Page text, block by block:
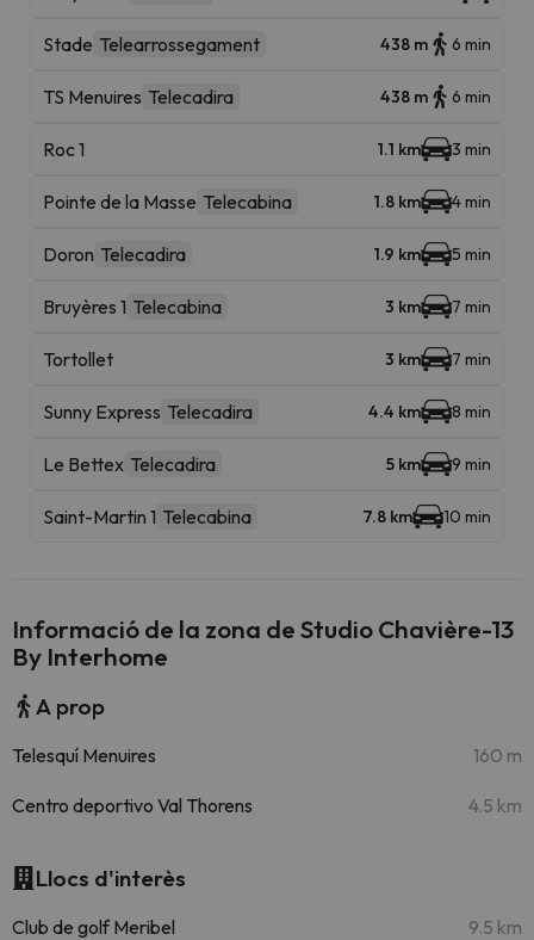
Stade Telearrossegament 438 m 6 min
TS Menuires Telecadira 438 m 6 min
Roc 1 1.1 km 3 min
Pointe de la Masse Telecabina 1.8 km 4 min
Doron Telecadira 1.9 km 5 min
Bruyères 1 Telecabina 3 km 7 min
Tortollet 3 km 7 min
Sunny Express Telecadira 4.4 km 8 min
Le Bettex Telecadira 5 km 9 min
Saint-Martin 1 Telecabina 7.8 km 10 min
Informació de la zona de Studio Chavière-13
By Interhome
A prop
Telesquí Menuires 160 m
Centro deportivo Val Thorens 4.5 km
Llocs d'interès
Club de golf Meribel 9.5 km